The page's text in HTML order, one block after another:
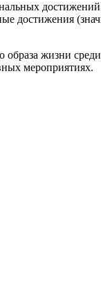
достижения
жизни
мероприятиях.